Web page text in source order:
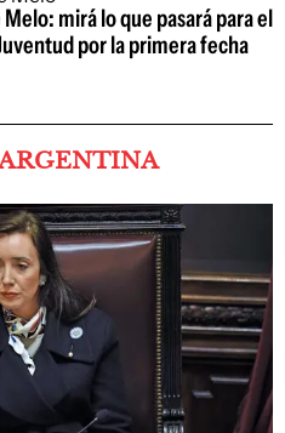
mirá lo que pasará para el
por la primera fecha